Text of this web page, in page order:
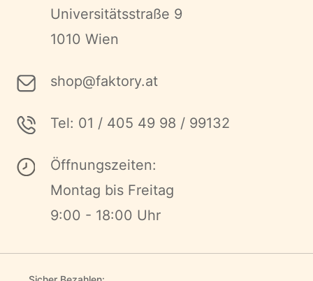
Universitätsstraße 9
1010 Wien
shop@faktory.at
Tel: 01 / 405 49 98 / 99132
Öffnungszeiten:
Montag bis Freitag
9:00 - 18:00 Uhr